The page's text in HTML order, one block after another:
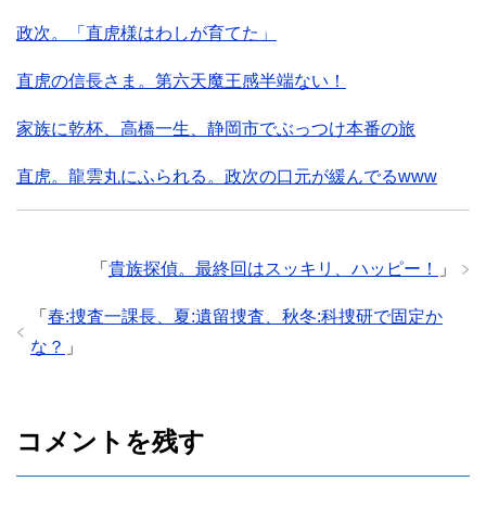
政次。「直虎様はわしが育てた」
直虎の信長さま。第六天魔王感半端ない！
家族に乾杯、高橋一生、静岡市でぶっつけ本番の旅
直虎。龍雲丸にふられる。政次の口元が緩んでるwww
「 貴族探偵。最終回はスッキリ、ハッピー！ 」
「 春:捜査一課長、夏:遺留捜査、秋冬:科捜研で固定か
な？ 」
コメントを残す